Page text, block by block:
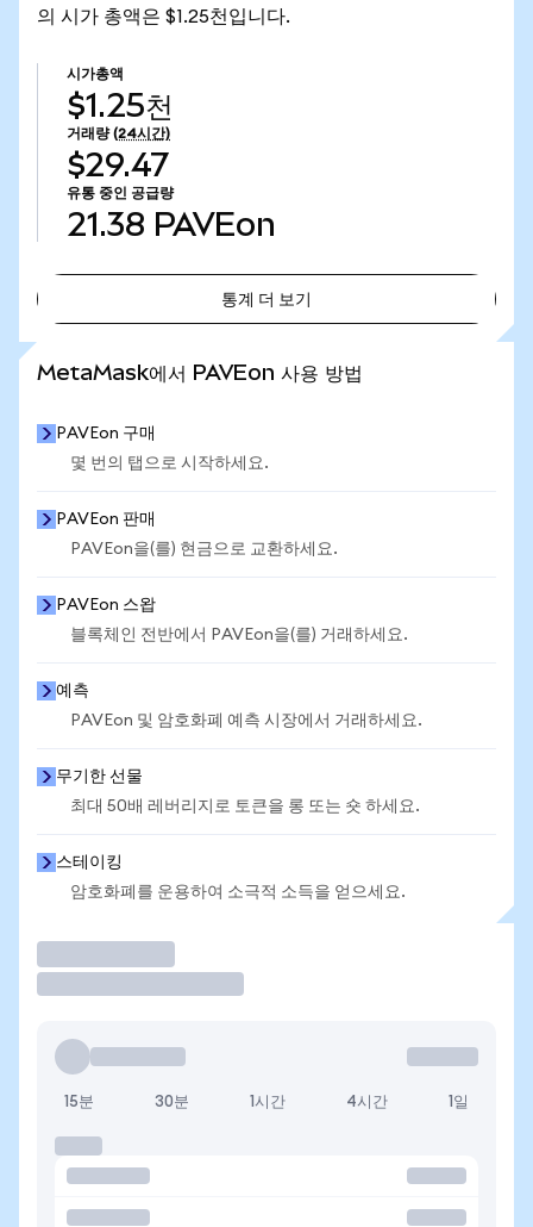
의 시가 총액은 $1.25천입니다.
시가총액
$1.25천
거래량 (24시간)
$29.47
유통 중인 공급량
21.38 PAVEon
통계 더 보기
MetaMask에서 PAVEon 사용 방법
PAVEon 구매
몇 번의 탭으로 시작하세요.
PAVEon 판매
PAVEon을(를) 현금으로 교환하세요.
PAVEon 스왑
블록체인 전반에서 PAVEon을(를) 거래하세요.
예측
PAVEon 및 암호화폐 예측 시장에서 거래하세요.
무기한 선물
최대 50배 레버리지로 토큰을 롱 또는 숏 하세요.
스테이킹
암호화폐를 운용하여 소극적 소득을 얻으세요.
15분 30분 1시간 4시간 1일